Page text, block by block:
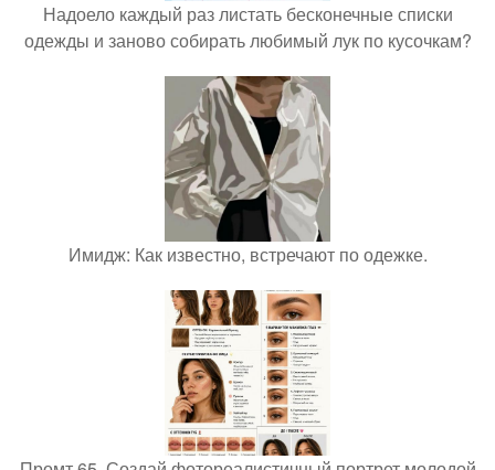
Надоело каждый раз листать бесконечные списки
одежды и заново собирать любимый лук по кусочкам?
Имидж: Как известно, встречают по одежке.